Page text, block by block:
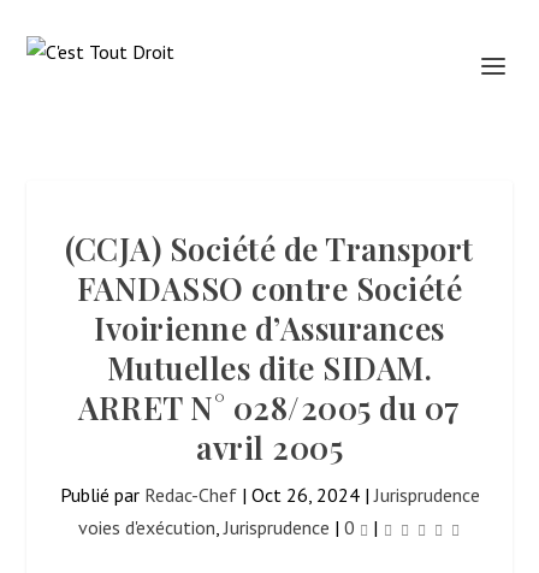
(CCJA) Société de Transport
FANDASSO contre Société
Ivoirienne d’Assurances
Mutuelles dite SIDAM.
ARRET N° 028/2005 du 07
avril 2005
Publié par Redac-Chef| Oct 26, 2024|Jurisprudence
voies d'exécution,Jurisprudence | 0 |